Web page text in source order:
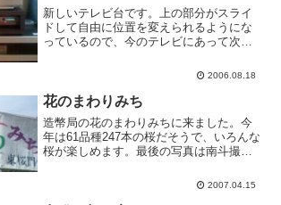
新しいテレビ台です。上の部分がスライ
ドして自由に位置を変えられるようにな
っているので、今のテレビにあって次の
ます。うちは狭いので、テレビの向きを
2006.08.18
花のまわりみち
造幣局の花のまわりみちに来ました。今
年は61品種247本の桜だそうで、いろんな
桜が楽しめます。最後の写真は南斗撮
には撮れない斬新な写真を撮ってくれる
2007.04.15